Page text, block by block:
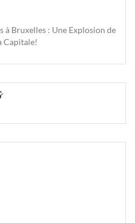
à Bruxelles : Une Explosion de
Capitale!